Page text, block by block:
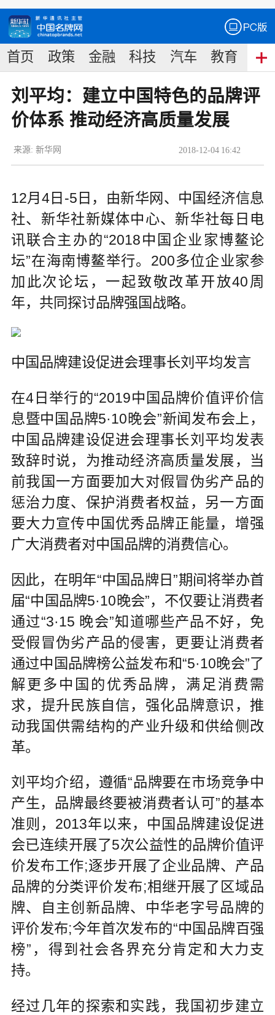
首页 政策 金融 科技 汽车 教育 食
刘平均：建立中国特色的品牌评
价体系 推动经济高质量发展
2018-12-04 16:42
来源: 新华网
12月4日-5日，由新华网、中国经济信息
社、新华社新媒体中心、新华社每日电
讯联合主办的“2018中国企业家博鳌论
坛”在海南博鳌举行。200多位企业家参
加此次论坛，一起致敬改革开放40周
年，共同探讨品牌强国战略。
中国品牌建设促进会理事长刘平均发言
在4日举行的“2019中国品牌价值评价信
息暨中国品牌5·10晚会”新闻发布会上，
中国品牌建设促进会理事长刘平均发表
致辞时说，为推动经济高质量发展，当
前我国一方面要加大对假冒伪劣产品的
惩治力度、保护消费者权益，另一方面
要大力宣传中国优秀品牌正能量，增强
广大消费者对中国品牌的消费信心。
因此，在明年“中国品牌日”期间将举办首
届“中国品牌5·10晚会”，不仅要让消费者
通过“3·15 晚会”知道哪些产品不好，免
受假冒伪劣产品的侵害，更要让消费者
通过中国品牌榜公益发布和“5·10晚会”了
解更多中国的优秀品牌，满足消费需
求，提升民族自信，强化品牌意识，推
动我国供需结构的产业升级和供给侧改
革。
刘平均介绍，遵循“品牌要在市场竞争中
产生，品牌最终要被消费者认可”的基本
准则，2013年以来，中国品牌建设促进
会已连续开展了5次公益性的品牌价值评
价发布工作;逐步开展了企业品牌、产品
品牌的分类评价发布;相继开展了区域品
牌、自主创新品牌、中华老字号品牌的
评价发布;今年首次发布的“中国品牌百强
榜”，得到社会各界充分肯定和大力支
持。
经过几年的探索和实践，我国初步建立